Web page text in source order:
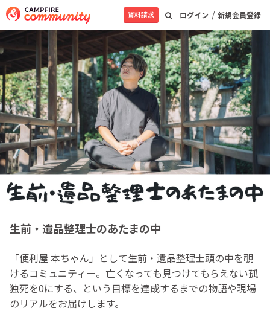
ログイン / 新規会員登録
資料請求
生前・遺品整理士のあたまの中
「便利屋 本ちゃん」として生前・遺品整理士頭の中を覗
けるコミュニティー。亡くなっても見つけてもらえない孤
独死を0にする、という目標を達成するまでの物語や現場
のリアルをお届けします。